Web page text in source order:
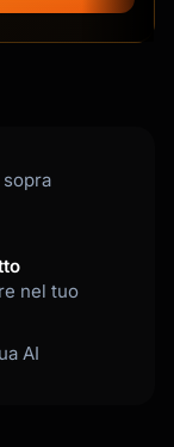
-y \
nel tuo
AI